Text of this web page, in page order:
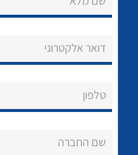
לכל מוצרי היצרן
דואר אלקטרוני
טלפון
שם החברה